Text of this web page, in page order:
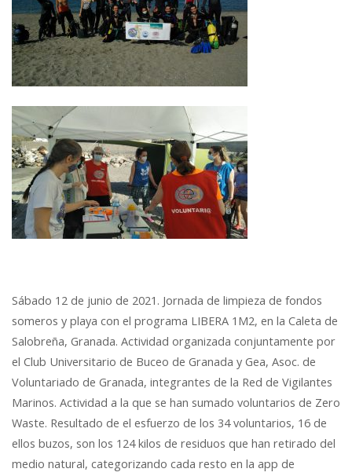
Sábado 12 de junio de 2021. Jornada de limpieza de fondos
someros y playa con el programa LIBERA 1M2, en la Caleta de
Salobreña, Granada. Actividad organizada conjuntamente por
el Club Universitario de Buceo de Granada y Gea, Asoc. de
Voluntariado de Granada, integrantes de la Red de Vigilantes
Marinos. Actividad a la que se han sumado voluntarios de Zero
Waste. Resultado de el esfuerzo de los 34 voluntarios, 16 de
ellos buzos, son los 124 kilos de residuos que han retirado del
medio natural, categorizando cada resto en la app de